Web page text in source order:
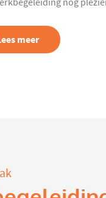
nog
meer